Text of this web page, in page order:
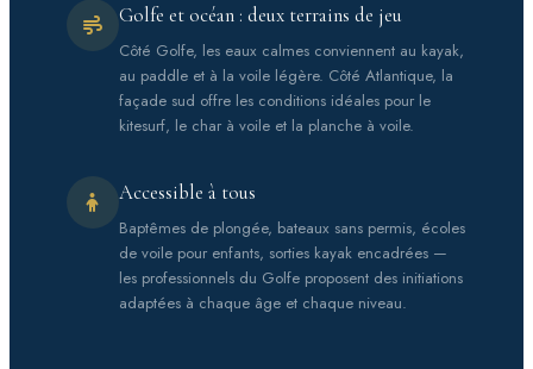
Golfe et océan : deux terrains de jeu
Côté Golfe, les eaux calmes conviennent au kayak,
au paddle et à la voile légère. Côté Atlantique, la
façade sud offre les conditions idéales pour le
kitesurf, le char à voile et la planche à voile.
Accessible à tous
Baptêmes de plongée, bateaux sans permis, écoles
de voile pour enfants, sorties kayak encadrées —
les professionnels du Golfe proposent des initiations
adaptées à chaque âge et chaque niveau.